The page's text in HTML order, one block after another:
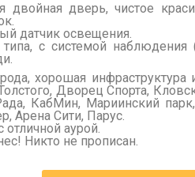
двойная дверь, чистое
датчик освещения.
с системой
хорошая инфраструктура
Дворец Спорта,
КабМин, Мариинский
Арена Сити, Парус.
отличной аурой.
Никто не прописан.